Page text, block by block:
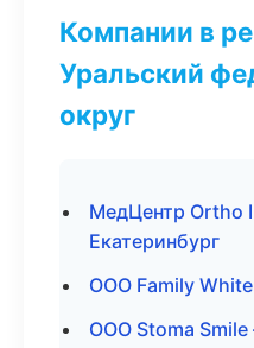
Компании в
Уральский
округ
МедЦентр Ortho
Екатеринбург
ООО Family
ООО Stoma